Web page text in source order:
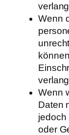
Wenn
Wenn
Daten
jedoch
oder